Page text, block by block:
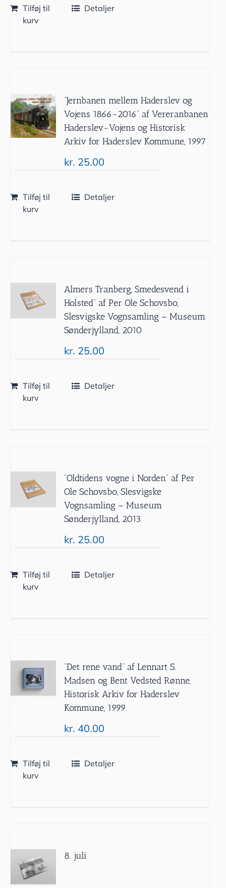
Tilføj til
kurv
Detaljer
”Jernbanen mellem Haderslev og
Vojens 1866-2016” af Vereranbanen
Haderslev-Vojens og Historisk
Arkiv for Haderslev Kommune, 1997
kr. 25.00
Tilføj til
kurv
Detaljer
Almers Tranberg, Smedesvend i
Holsted” af Per Ole Schovsbo,
Slesvigske Vognsamling – Museum
Sønderjylland, 2010
kr. 25.00
Tilføj til
kurv
Detaljer
”Oldtidens vogne i Norden” af Per
Ole Schovsbo, Slesvigske
Vognsamling – Museum
Sønderjylland, 2013
kr. 25.00
Tilføj til
kurv
Detaljer
”Det rene vand” af Lennart S.
Madsen og Bent Vedsted Rønne,
Historisk Arkiv for Haderslev
Kommune, 1999
kr. 40.00
Tilføj til
kurv
Detaljer
8. juli